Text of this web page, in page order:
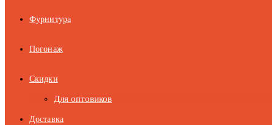
Фурнитура
Погонаж
Скидки
Для оптовиков
Доставка